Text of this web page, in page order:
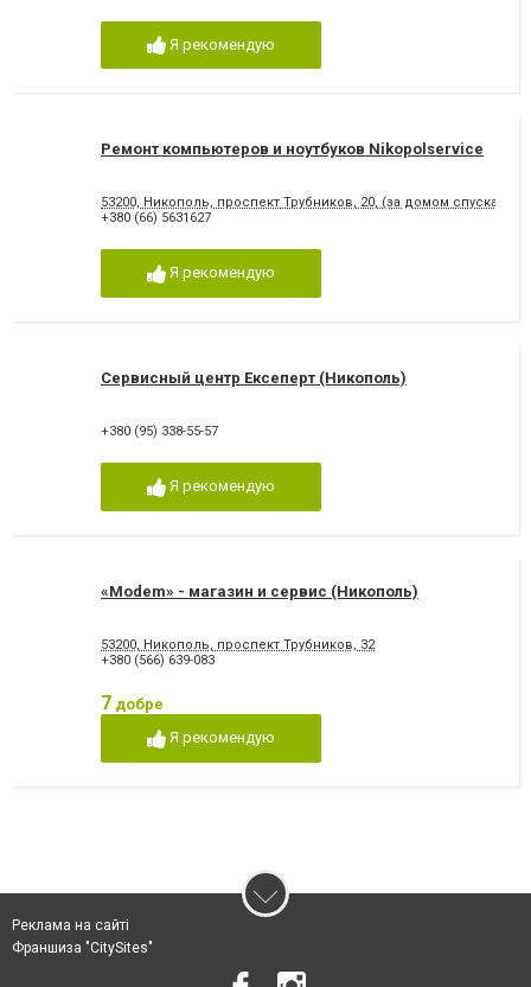
Я рекомендую
Ремонт компьютеров и ноутбуков Nikopolservice
53200, Никополь, проспект Трубников, 20, (за домом
+380 (66) 5631627
Я рекомендую
Сервисный центр Ексеперт (Никополь)
+380 (95) 338-55-57
Я рекомендую
«Modem» - магазин и сервис (Никополь)
53200, Никополь, проспект Трубников, 32
+380 (566) 639-083
7 добре
Я рекомендую
Реклама на сайті
Франшиза "CitySites"